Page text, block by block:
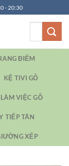
- 20:30
ĐIỂM
KỆ TIVI GỖ
VIỆC GỖ
TIẾP TÂN
XẾP